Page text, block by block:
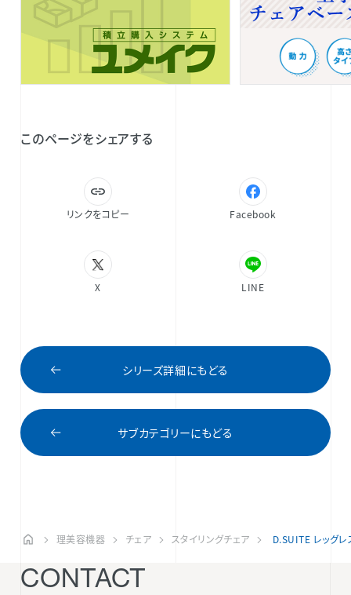
このページをシェアする
リンクをコピー Facebook
X LINE
シリーズ詳細にもどる
サブカテゴリーにもどる
理美容機器 チェア スタイリングチェア D.SUITE レッグレ
CONTACT